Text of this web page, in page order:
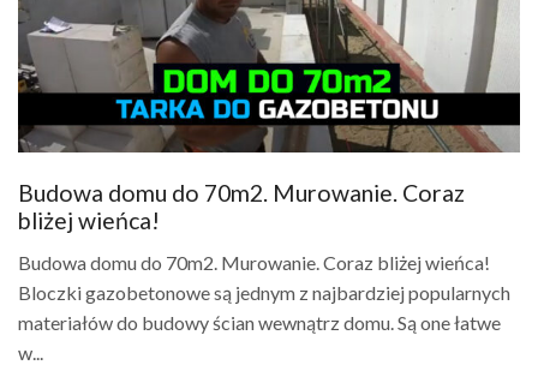
Budowa domu do 70m2. Murowanie. Coraz
bliżej wieńca!
Budowa domu do 70m2. Murowanie. Coraz bliżej wieńca!
Bloczki gazobetonowe są jednym z najbardziej popularnych
materiałów do budowy ścian wewnątrz domu. Są one łatwe
w...